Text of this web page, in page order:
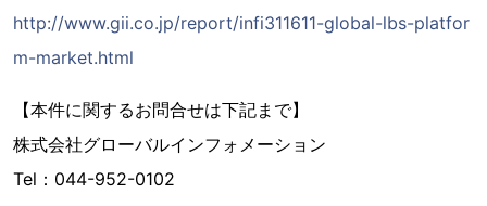
http://www.gii.co.jp/report/infi311611-global-lbs-platfor
m-market.html
【本件に関するお問合せは下記まで】
株式会社グローバルインフォメーション
Tel：044-952-0102